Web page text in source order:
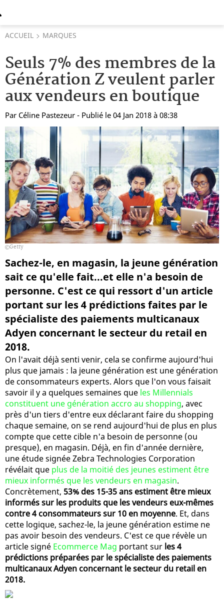
ACCUEIL MARQUES
Seuls 7% des membres de la
Génération Z veulent parler
aux vendeurs en boutique
Par Céline Pastezeur - Publié le 04 Jan 2018 à 08:38
Getty
Sachez-le, en magasin, la jeune génération
sait ce qu'elle fait...et elle n'a besoin de
personne. C'est ce qui ressort d'un article
portant sur les 4 prédictions faites par le
spécialiste des paiements multicanaux
Adyen concernant le secteur du retail en
2018.
On l'avait déjà senti venir, cela se confirme aujourd'hui
plus que jamais : la jeune génération est une génération
de consommateurs experts. Alors que l'on vous faisait
savoir il y a quelques semaines que les Millennials
constituent une génération accro au shopping, avec
près d'un tiers d'entre eux déclarant faire du shopping
chaque semaine, on se rend aujourd'hui de plus en plus
compte que cette cible n'a besoin de personne (ou
presque), en magasin. Déjà, en fin d'année dernière,
une étude signée Zebra Technologies Corporation
révélait que plus de la moitié des jeunes estiment être
mieux informés que les vendeurs en magasin.
Concrètement, 53% des 15-35 ans estiment être mieux
informés sur les produits que les vendeurs eux-mêmes
contre 4 consommateurs sur 10 en moyenne. Et, dans
cette logique, sachez-le, la jeune génération estime ne
pas avoir besoin des vendeurs. C'est ce que révèle un
article signé Ecommerce Mag portant sur les 4
prédictions préparées par le spécialiste des paiements
multicanaux Adyen concernant le secteur du retail en
2018.